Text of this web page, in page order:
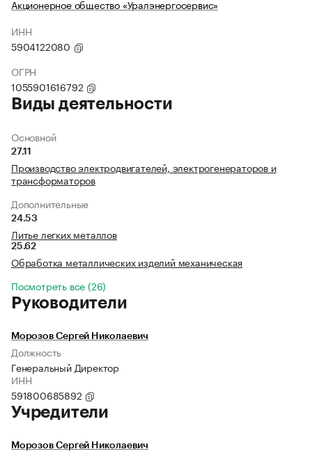
Акционерное общество «Уралэнергосервис»
ИНН
5904122080
ОГРН
1055901616792
Виды деятельности
Основной
27.11
Производство электродвигателей, электрогенераторов и
трансформаторов
Дополнительные
24.53
Литье легких металлов
25.62
Обработка металлических изделий механическая
Посмотреть все (26)
Руководители
Морозов Сергей Николаевич
Должность
Генеральный Директор
ИНН
591800685892
Учредители
Морозов Сергей Николаевич